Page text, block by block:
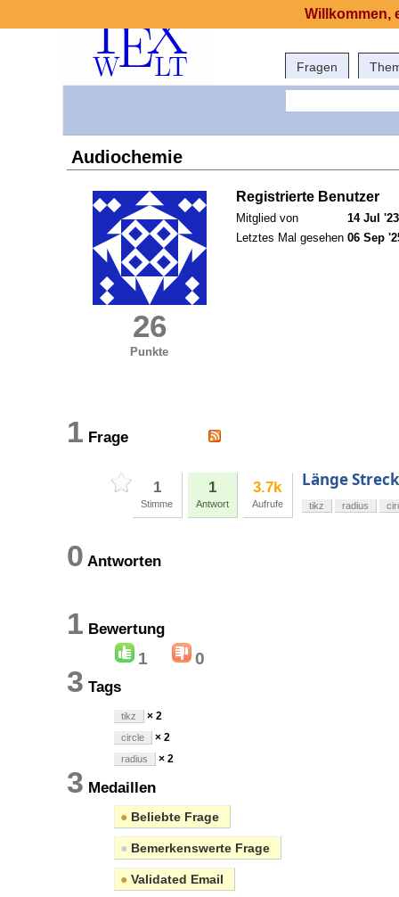
Fragen
Audiochemie
26
Punkte
Registrierte Benutzer
Mitglied von
14 Jul
Letztes Mal gesehen 06 Sep
1 Frage
1
Stimme
1
Antwort
3.7k
Aufrufe
Länge
tikz radius
0 Antworten
1 Bewertung
1 0
3 Tags
tikz × 2
circle × 2
radius × 2
3 Medaillen
● Beliebte Frage
● Bemerkenswerte Frage
● Validated Email
Willkommen,